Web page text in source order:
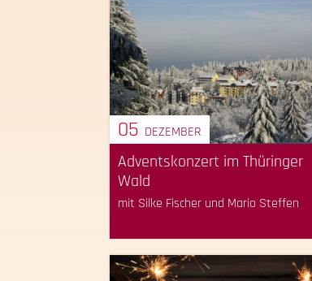
05 DEZEMBER
Adventskonzert im Thüringer
Wald
mit Silke Fischer und Mario Steffen